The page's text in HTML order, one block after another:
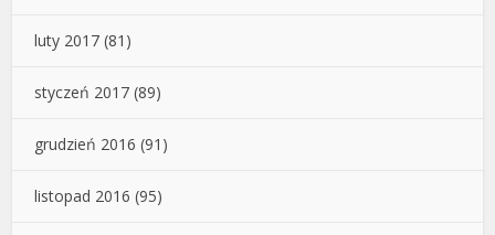
luty 2017 (81)
styczeń 2017 (89)
grudzień 2016 (91)
listopad 2016 (95)